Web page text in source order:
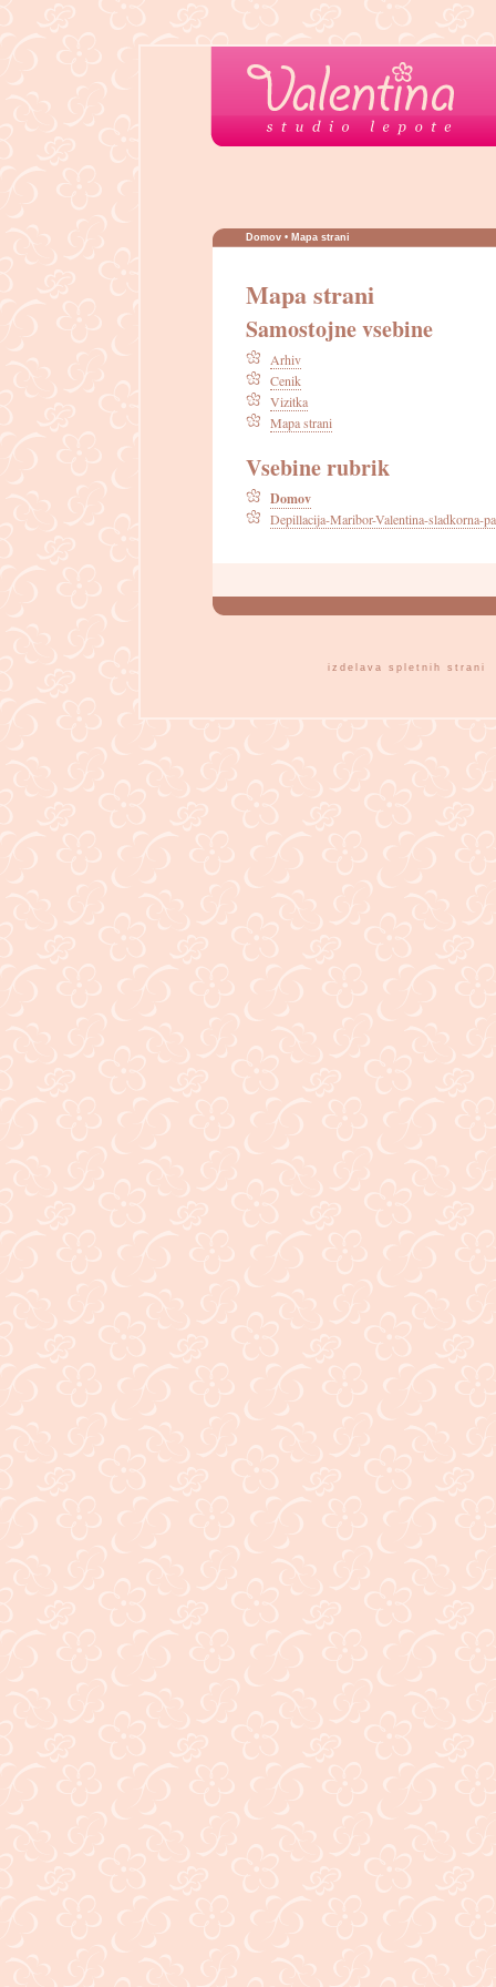
Domov • Mapa strani
Mapa strani
Samostojne vsebine
Arhiv
Cenik
Vizitka
Mapa strani
Vsebine rubrik
Domov
Depillacija-Maribor-Valentina-sladkorna-
izdelava spletnih strani